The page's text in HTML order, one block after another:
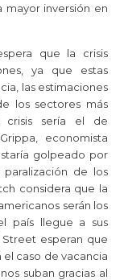
mayor inversión en
que la crisis
ya que estas
las estimaciones
los sectores más
crisis sería el de
economista
golpeado por
de los
considera que la
serán los
país llegue a sus
Street esperan que
caso de vacancia
suban gracias al